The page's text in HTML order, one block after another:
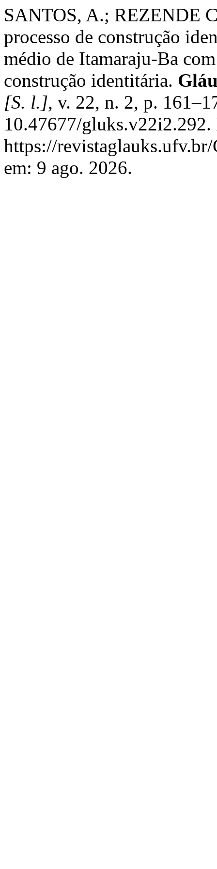
SANTOS, A.; REZENDE
processo de construção
médio de Itamaraju-Ba
construção identitária.
[S. l.], v. 22, n. 2, p.
10.47677/
https://
em: 9 ago. 2026.